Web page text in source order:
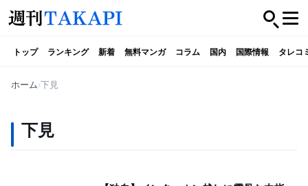
トップ ランキング 新着 無料マンガ コラム 国内 国際情報 タレコ
ホーム 下見
下見